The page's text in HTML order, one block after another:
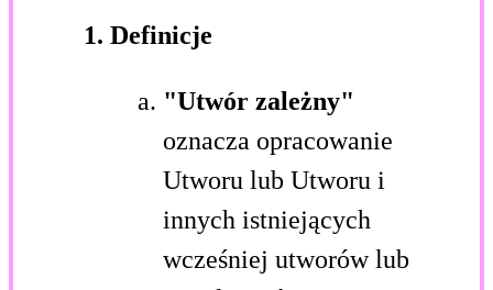
1. Definicje
"Utwór zależny"
oznacza opracowanie
Utworu lub Utworu i
innych istniejących
wcześniej utworów lub